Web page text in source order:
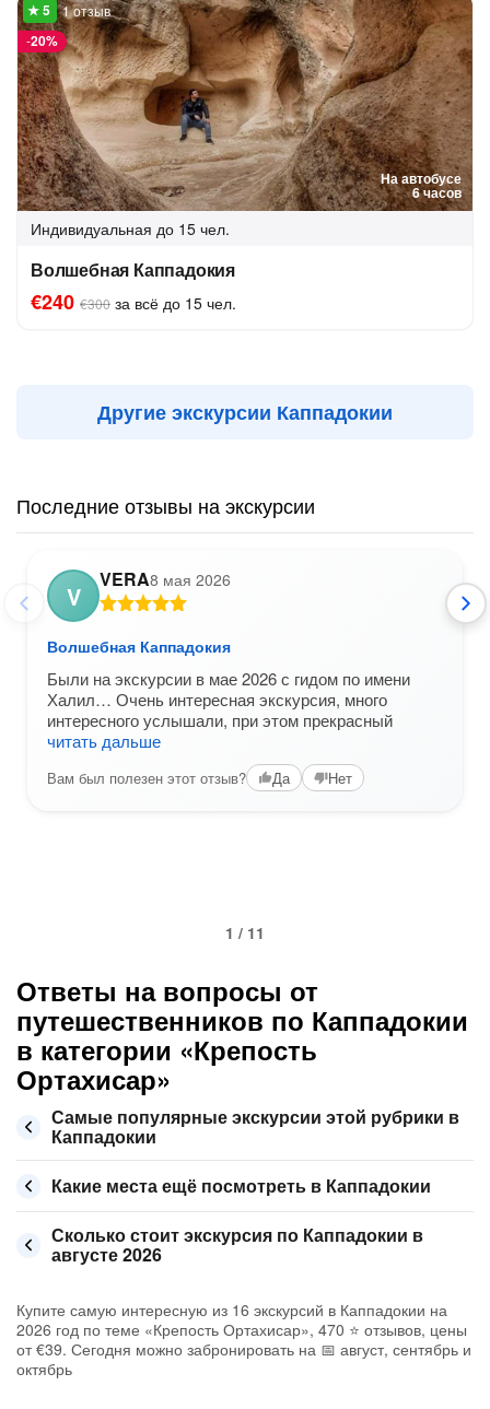
На автобусе
6 часов
-20%
1 отзыв
Индивидуальная до 15 чел.
Волшебная Каппадокия
€240 €300 за всё до 15 чел.
Другие экскурсии Каппадокии
Последние отзывы на экскурсии
V
VERA8 мая 2026
Волшебная Каппадокия
Были на экскурсии в мае 2026 с гидом по имени
Халил… Очень интересная экскурсия, много
интересного услышали, при этом прекрасный
читать дальше
Вам был полезен этот отзыв? Да Нет
1 / 11
Ответы на вопросы от
путешественников по Каппадокии
в категории «Крепость
Ортахисар»
Самые популярные экскурсии этой рубрики в
Каппадокии
Какие места ещё посмотреть в Каппадокии
Сколько стоит экскурсия по Каппадокии в
августе 2026
Купите самую интересную из 16 экскурсий в Каппадокии на
2026 год по теме «Крепость Ортахисар», 470 ⭐ отзывов, цены
от €39. Сегодня можно забронировать на 📅 август, сентябрь и
октябрь